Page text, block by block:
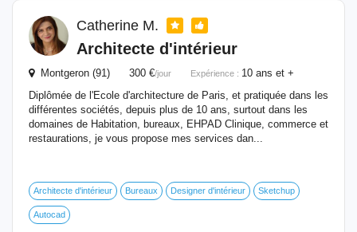
Catherine M.
Architecte d'intérieur
Montgeron (91) 300 €/jour Expérience : 10 ans et +
Diplômée de l'Ecole d'architecture de Paris, et pratiquée dans les
différentes sociétés, depuis plus de 10 ans, surtout dans les
domaines de Habitation, bureaux, EHPAD Clinique, commerce et
restaurations, je vous propose mes services dan...
Architecte d'intérieur Bureaux Designer d'intérieur Sketchup
Autocad